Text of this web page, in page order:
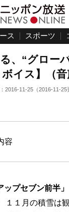
ス スポーツ
、“グロー
イス】（音
2016-11-25 （2016-11-25
容
ップセブン前半」
１月の積雪は